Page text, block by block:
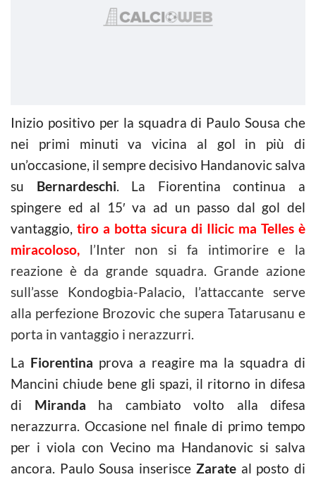
Inizio positivo per la squadra di Paulo Sousa che
nei primi minuti va vicina al gol in più di
un’occasione, il sempre decisivo Handanovic salva
su Bernardeschi. La Fiorentina continua a
spingere ed al 15′ va ad un passo dal gol del
vantaggio, tiro a botta sicura di Ilicic ma Telles è
miracoloso, l’Inter non si fa intimorire e la
reazione è da grande squadra. Grande azione
sull’asse Kondogbia-Palacio, l’attaccante serve
alla perfezione Brozovic che supera Tatarusanu e
porta in vantaggio i nerazzurri.
La Fiorentina prova a reagire ma la squadra di
Mancini chiude bene gli spazi, il ritorno in difesa
di Miranda ha cambiato volto alla difesa
nerazzurra. Occasione nel finale di primo tempo
per i viola con Vecino ma Handanovic si salva
ancora. Paulo Sousa inserisce Zarateal posto di